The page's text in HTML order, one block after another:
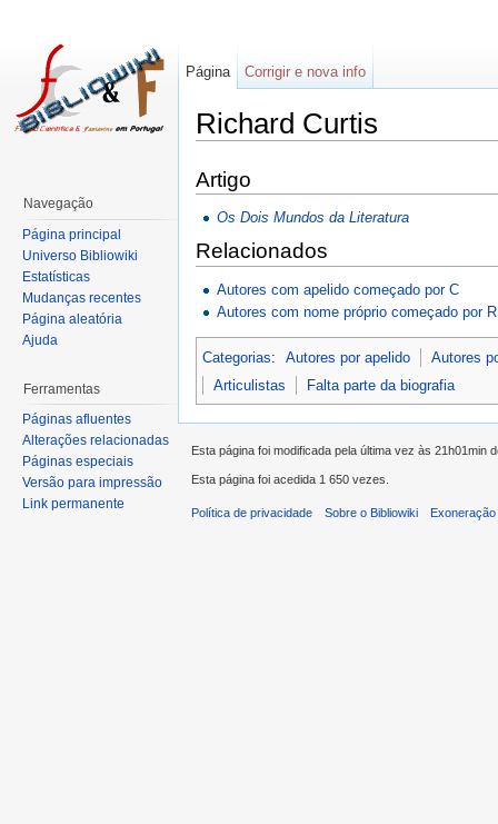
Richard Curtis
Artigo
Os Dois Mundos da Literatura
Relacionados
Autores com apelido começado por C
Autores com nome próprio começado por R
Categorias: Autores por apelido
Autores
Articulistas
Falta parte da biografia
Página Corrigir e nova info
Navegação
Página principal
Universo Bibliowiki
Estatísticas
Mudanças recentes
Página aleatória
Ajuda
Ferramentas
Páginas afluentes
Alterações relacionadas
Páginas especiais
Versão para impressão
Link permanente
Esta página foi modificada pela última vez às 21h01min
Esta página foi acedida 1 650 vezes.
Política de privacidade Sobre o Bibliowiki